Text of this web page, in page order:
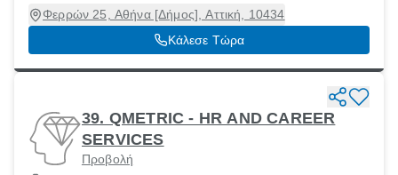
Φερρών 25, Αθήνα [Δήμος], Αττική, 10434
Κάλεσε Τώρα
39. QMETRIC - HR AND CAREER
SERVICES
Προβολή